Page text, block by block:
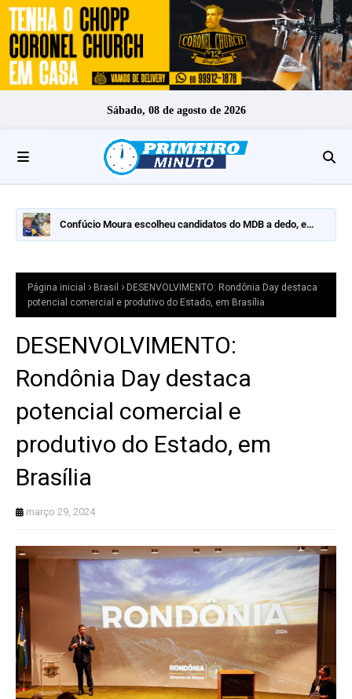
Sábado, 08 de agosto de 2026
Confúcio Moura escolheu candidatos do MDB a dedo, e
Página inicial Brasil
DESENVOLVIMENTO: Rondônia Day destaca
potencial comercial e produtivo do Estado, em Brasília
DESENVOLVIMENTO:
Rondônia Day destaca
potencial comercial e
produtivo do Estado, em
Brasília
março 29, 2024